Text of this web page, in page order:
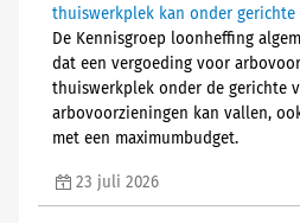
thuiswerkplek kan onder
De Kennisgroep loonheffing
dat een vergoeding voor
thuiswerkplek onder de gerichte
arbovoorzieningen kan vallen,
met een maximumbudget.
23 juli 2026